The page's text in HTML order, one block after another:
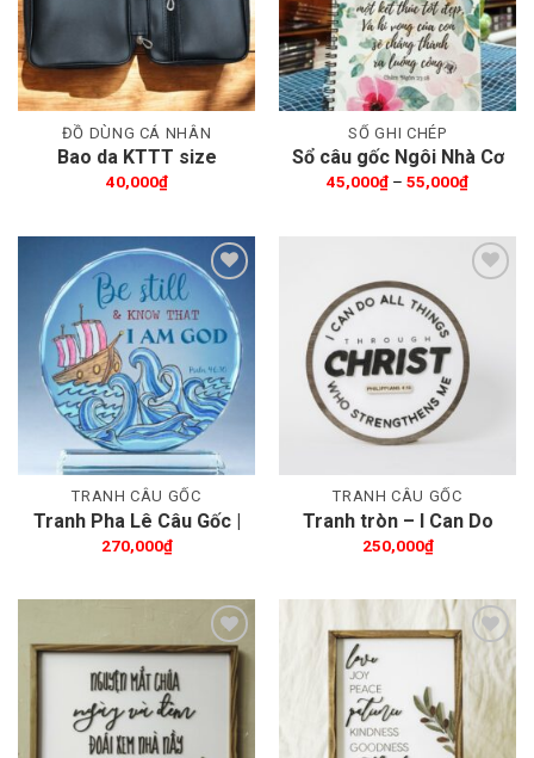
ĐỒ DÙNG CÁ NHÂN
Bao da KTTT size
14.5x21cm
40,000₫
SỔ GHI CHÉP
Sổ câu gốc Ngôi Nhà Cơ
Đốc – giấy trắng
45,000₫ – 55,000₫Khoảng
đến
55,000₫
Thêm wishlist
TRANH CÂU GỐC
Tranh Pha Lê Câu Gốc |
Tiếng Anh
270,000₫
Thêm wishlist
TRANH CÂU GỐC
Tranh tròn – I Can Do
All Things Through
250,000₫
Thêm wishlist Thêm wishlist